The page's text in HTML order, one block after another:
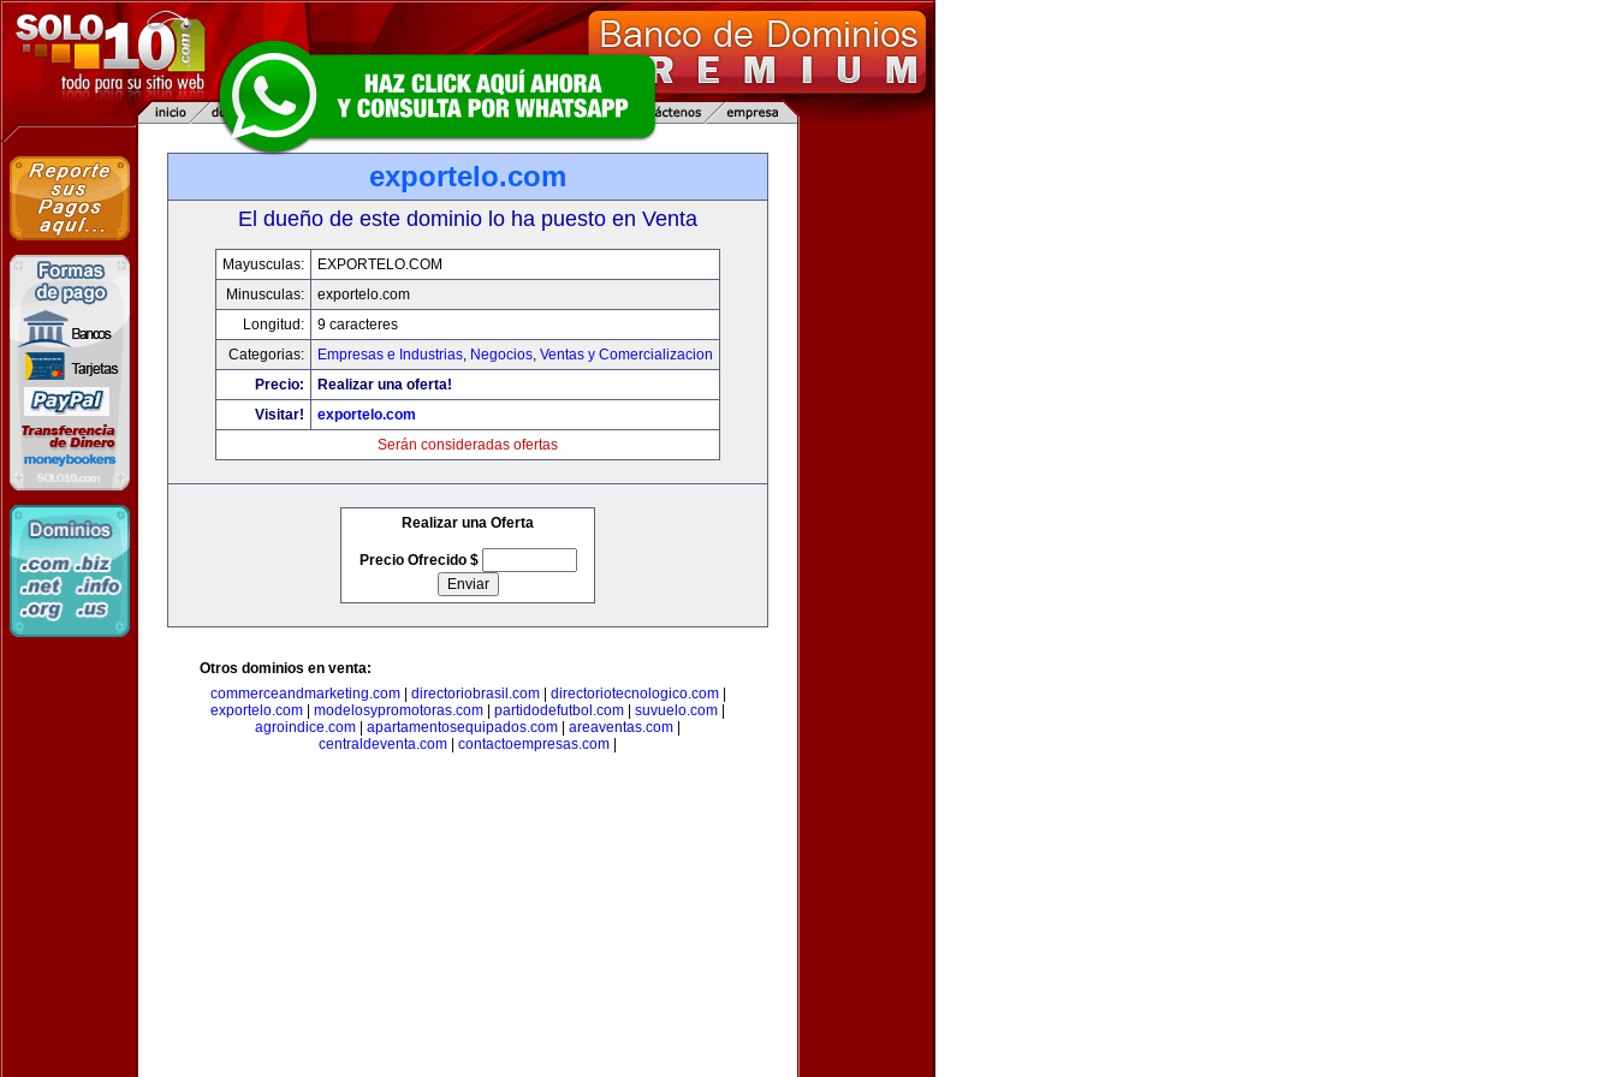
exportelo.com
El dueño de este dominio lo ha puesto en Venta
Mayusculas:
EXPORTELO.COM
Minusculas:
exportelo.com
Longitud:
9 caracteres
Categorias:
Empresas e Industrias, Negocios, Ventas y Comercializacion
Precio:
Realizar una oferta!
Visitar!
exportelo.com
Serán consideradas ofertas
Realizar una Oferta
Precio Ofrecido $
Otros dominios en venta:
commerceandmarketing.com| directoriobrasil.com| directoriotecnologico.com|
exportelo.com
modelosypromotoras.com partidodefutbol.com suvuelo.com
agroindice.com
apartamentosequipados.com areaventas.com
centraldeventa.com
contactoempresas.com